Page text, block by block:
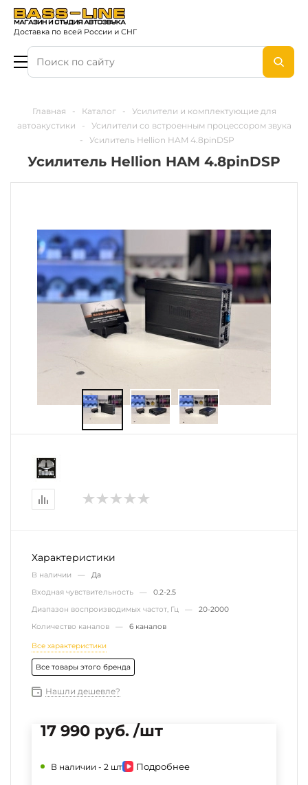
Доставка по всей России и СНГ
Главная - Каталог -
Усилители и комплектующие для
автоакустики
-
Усилители со встроенным процессором звука
-
Усилитель Hellion HAM 4.8pinDSP
Усилитель Hellion HAM 4.8pinDSP
Характеристики
В наличии — Да
Входная чувствительность — 0.2-2.5
Диапазон воспроизводимых частот, Гц — 20-2000
Количество каналов — 6 каналов
Все характеристики
Все товары этого бренда
Нашли дешевле?
17 990 руб. /шт
В наличии - 2 шт Подробнее